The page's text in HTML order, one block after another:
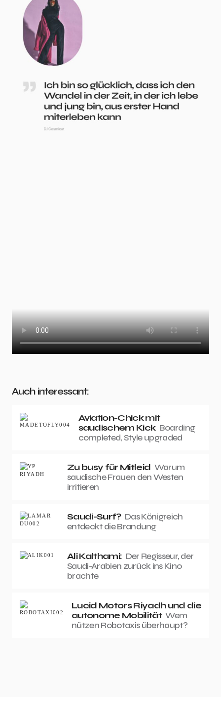
Auch interessant:
Aviation-Chick mit
saudischem Kick Boarding
completed, Style upgraded
Zu busy für Mitleid Warum
saudische Frauen den Westen
irritieren
Saudi-Surf? Das Königreich
entdeckt die Brandung
Ali Kalthami: Der Regisseur, der
Saudi-Arabien zurück ins Kino
brachte
Lucid Motors Riyadh und die
autonome Mobilität Wem
nützen Robotaxis überhaupt?